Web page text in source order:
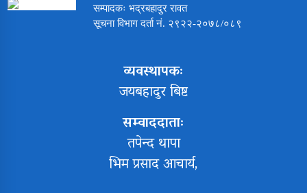
सम्पादकः भद्रबहादुर रावत
सूचना विभाग दर्ता नं. २९२२-२०७८/०८९
व्यवस्थापकः
जयबहादुर बिष्ट
सम्वाददाताः
तपेन्द थापा
भिम प्रसाद आचार्य,